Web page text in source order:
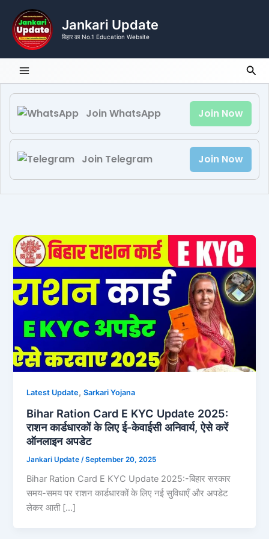
content
Jankari Update
बिहार का No.1 Education Website
Join WhatsApp Join Now
Join Telegram Join Now
Latest Update,Sarkari Yojana
Bihar Ration Card E KYC Update 2025:
राशन कार्डधारकों के लिए ई-केवाईसी अनिवार्य, ऐसे करें
ऑनलाइन अपडेट
Jankari Update /September 20, 2025
Bihar Ration Card E KYC Update 2025:-बिहार सरकार
समय-समय पर राशन कार्डधारकों के लिए नई सुविधाएँ और अपडेट
लेकर आती […]